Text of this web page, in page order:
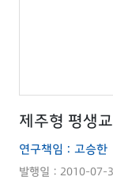
제주형 평생
연구책임 : 고승한
발행일 : 2010-07-